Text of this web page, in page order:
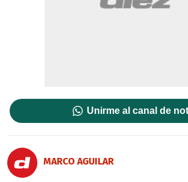
Unirme al canal de
MARCO AGUILAR